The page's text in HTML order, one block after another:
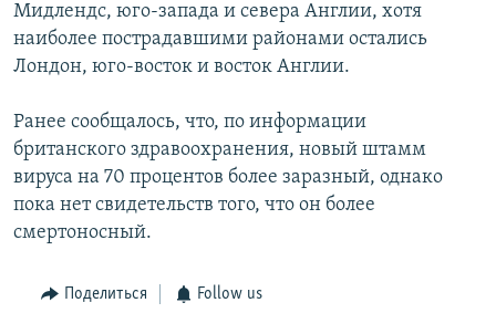
Мидлендс, юго-запада и севера Англии, хотя
наиболее пострадавшими районами остались
Лондон, юго-восток и восток Англии.
Ранее сообщалось, что, по информации
британского здравоохранения, новый штамм
вируса на 70 процентов более заразный, однако
пока нет свидетельств того, что он более
смертоносный.
Поделиться Follow us